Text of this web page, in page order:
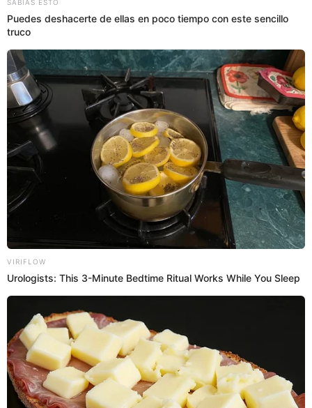
14:32 31/10/2024
¿Se cayó nuevamente el sistema
de Interbank?
plataforma X que el jueves 31 de octubre realizará
hasta las 2:00 p.m. En este intervalo, no se podrá
acceder a los canales, tarjetas ni a los métodos de
pago.
13:03 31/10/2024